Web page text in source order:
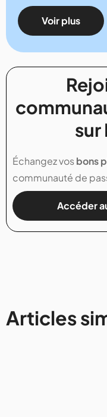
Voir plus
sur
Échangez vosbons
communauté de
Accéder
Articles